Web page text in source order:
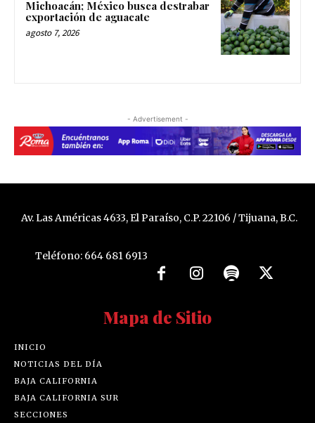
Michoacán; México busca destrabar
exportación de aguacate
agosto 7, 2026
- Advertisement -
Av. Las Américas 4633, El Paraíso, C.P. 22106 / Tijuana, B.C.
Teléfono: 664 681 6913
Mapa de Sitio
INICIO
NOTICIAS DEL DÍA
BAJA CALIFORNIA
BAJA CALIFORNIA SUR
SECCIONES